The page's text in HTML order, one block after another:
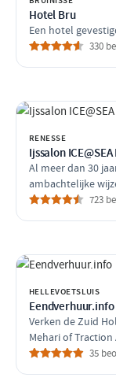
Hotel Bru
Een hotel
330
RENESSE
Ijssalon ICE@SEA
Al meer dan 30
ambachtelijke
723
HELLEVOETSLUIS
Eendverhuur.info
Verken de Zuid
Mehari of Traction
35